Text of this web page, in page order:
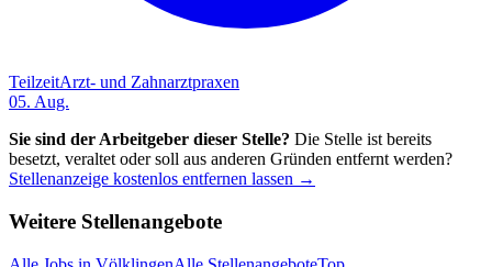
TeilzeitArzt- und Zahnarztpraxen
05. Aug.
Sie sind der Arbeitgeber dieser Stelle? Die Stelle ist bereits
besetzt, veraltet oder soll aus anderen Gründen entfernt werden?
Stellenanzeige kostenlos entfernen lassen →
Weitere Stellenangebote